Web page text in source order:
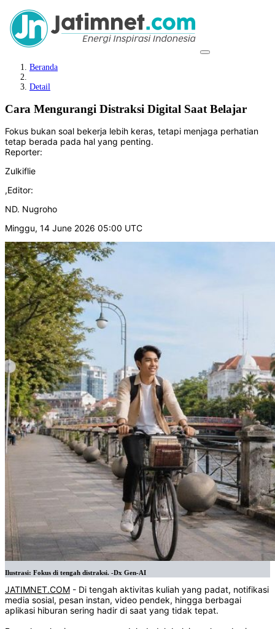
Beranda
Detail
Cara Mengurangi Distraksi Digital Saat Belajar
Fokus bukan soal bekerja lebih keras, tetapi menjaga perhatian
tetap berada pada hal yang penting.
Reporter:
Zulkiflie
,Editor:
ND. Nugroho
Minggu, 14 June 2026 05:00 UTC
Ilustrasi: Fokus di tengah distraksi. -Dx Gen-AI
JATIMNET.COM - Di tengah aktivitas kuliah yang padat, notifikasi
media sosial, pesan instan, video pendek, hingga berbagai
aplikasi hiburan sering hadir di saat yang tidak tepat.